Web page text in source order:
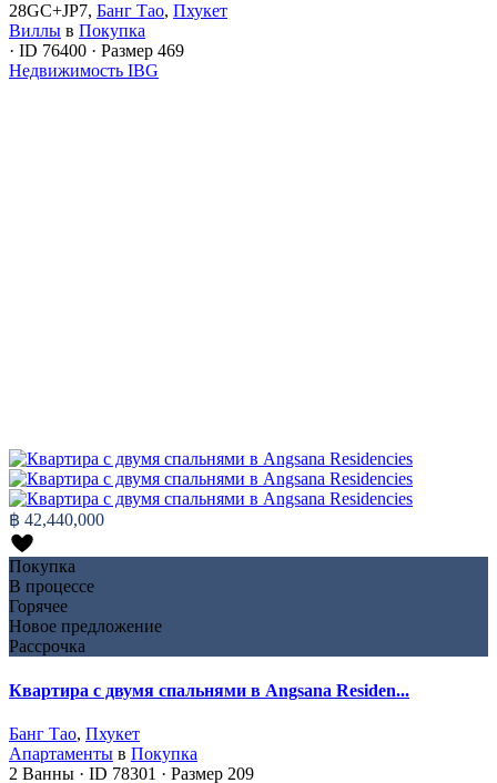
28GC+JP7, Банг Тао, Пхукет
Виллы в Покупка
· ID 76400 · Размер 469
Недвижимость IBG
฿ 42,440,000
Покупка
В процессе
Горячее
Новое предложение
Рассрочка
Квартира с двумя спальнями в Angsana Residen...
Банг Тао, Пхукет
Апартаменты в Покупка
2 Ванны · ID 78301 · Размер 209